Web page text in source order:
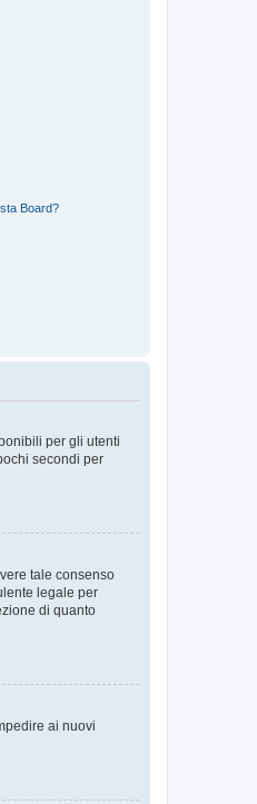
Board?
per gli utenti
secondi per
tale consenso
legale per
di quanto
ai nuovi